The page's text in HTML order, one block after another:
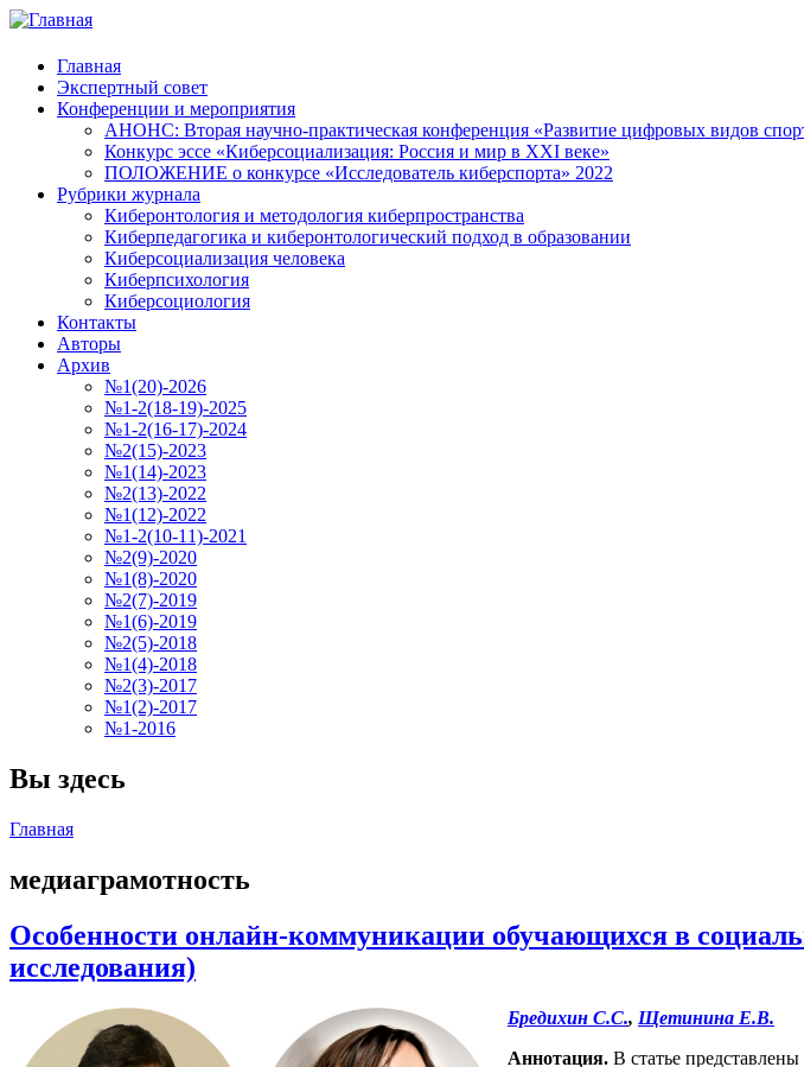
Главная
Экспертный совет
Конференции и мероприятия
АНОНС: Вторая научно-практическая конференция «Развитие цифровых видов
Конкурс эссе «Киберсоциализация: Россия и мир в XXI веке»
ПОЛОЖЕНИЕ о конкурсе «Исследователь киберспорта» 2022
Рубрики журнала
Киберонтология и методология киберпространства
Киберпедагогика и киберонтологический подход в образовании
Киберсоциализация человека
Киберпсихология
Киберсоциология
Контакты
Авторы
Архив
№1(20)-2026
№1-2(18-19)-2025
№1-2(16-17)-2024
№2(15)-2023
№1(14)-2023
№2(13)-2022
№1(12)-2022
№1-2(10-11)-2021
№2(9)-2020
№1(8)-2020
№2(7)-2019
№1(6)-2019
№2(5)-2018
№1(4)-2018
№2(3)-2017
№1(2)-2017
№1-2016
Вы здесь
Главная
медиаграмотность
Особенности онлайн-коммуникации обучающихся в
исследования)
Бредихин С.С., Щетинина Е.В.
Аннотация. В статье